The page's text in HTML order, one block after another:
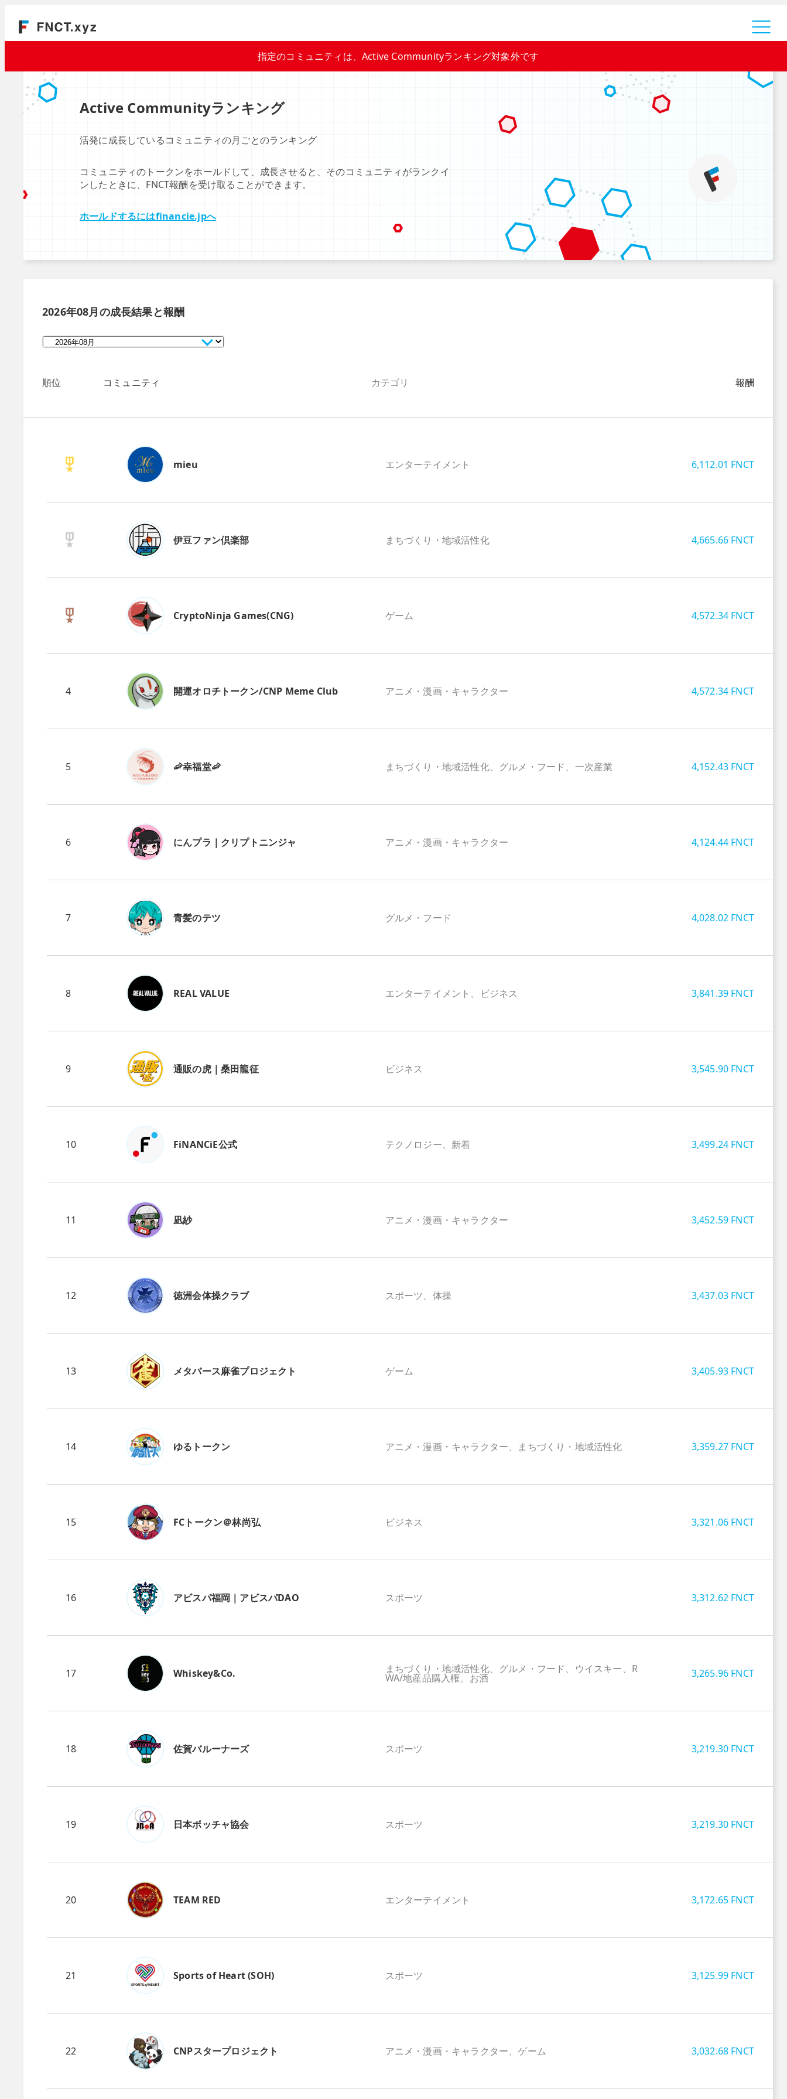
指定のコミュニティは、Active Communityランキング対象外です
Active Communityランキング
活発に成長しているコミュニティの月ごとのランキング
コミュニティのトークンをホールドして、成長させると、そのコミュニティがランクイ
ンしたときに、FNCT報酬を受け取ることができます。
ホールドするにはfinancie.jpへ
2026年08月の成長結果と報酬
順位 コミュニティ カテゴリ 報酬
mieu エンターテイメント 6,112.01 FNCT
伊豆ファン倶楽部 まちづくり・地域活性化 4,665.66 FNCT
CryptoNinja Games(CNG) ゲーム 4,572.34 FNCT
4 開運オロチトークン/CNP Meme Club アニメ・漫画・キャラクター 4,572.34 FNCT
5 🦐幸福堂🦐 まちづくり・地域活性化、グルメ・フード、一次産業 4,152.43 FNCT
6 にんプラ｜クリプトニンジャ アニメ・漫画・キャラクター 4,124.44 FNCT
7 青髪のテツ グルメ・フード 4,028.02 FNCT
8 REAL VALUE エンターテイメント、ビジネス 3,841.39 FNCT
9 通販の虎｜桑田龍征 ビジネス 3,545.90 FNCT
10 FiNANCiE公式 テクノロジー、新着 3,499.24 FNCT
11 凪紗 アニメ・漫画・キャラクター 3,452.59 FNCT
12 徳洲会体操クラブ スポーツ、体操 3,437.03 FNCT
13 メタバース麻雀プロジェクト ゲーム 3,405.93 FNCT
14 ゆるトークン アニメ・漫画・キャラクター、まちづくり・地域活性化 3,359.27 FNCT
15 FCトークン＠林尚弘 ビジネス 3,321.06 FNCT
16 アビスパ福岡｜アビスパDAO スポーツ 3,312.62 FNCT
17 Whiskey&Co. まちづくり・地域活性化、グルメ・フード、ウイスキー、R
WA/地産品購入権、お酒 3,265.96 FNCT
18 佐賀バルーナーズ スポーツ 3,219.30 FNCT
19 日本ボッチャ協会 スポーツ 3,219.30 FNCT
20 TEAM RED エンターテイメント 3,172.65 FNCT
21 Sports of Heart (SOH) スポーツ 3,125.99 FNCT
22 CNPスタープロジェクト アニメ・漫画・キャラクター、ゲーム 3,032.68 FNCT